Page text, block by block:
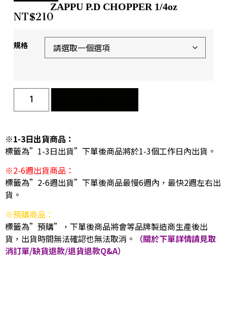
ZAPPU P.D CHOPPER 1/4oz
NT$210
規格
※1-3日出貨商品：
標籤為”1-3日出貨”下單後商品將於1-3個工作日內出貨。
※2-6週出貨商品：
標籤為”2-6週出貨”下單後商品最慢6週內，最快2週左右出
貨。
※預購商品：
標籤為”預購”，下單後商品將會等品牌製造商生產後出
貨，出貨時間無法確認也無法取消。
（關於下單詳情請見取
消訂單/缺貨退款/退貨退款Q&A）